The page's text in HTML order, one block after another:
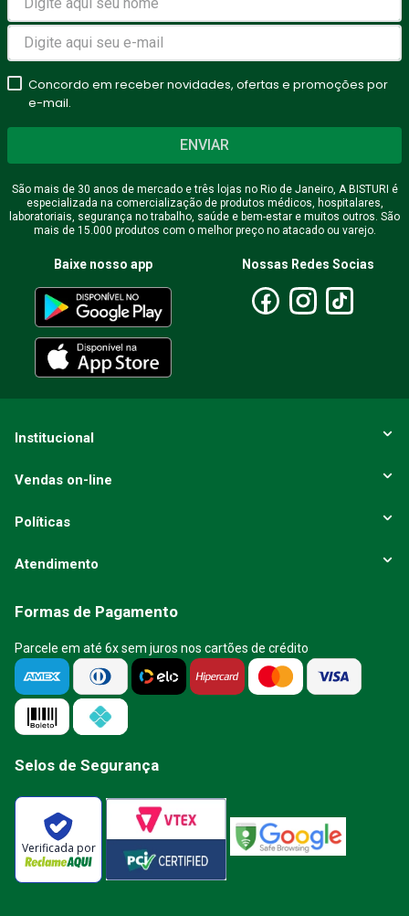
Concordo em receber novidades, ofertas e promoções por
e-mail.
ENVIAR
São mais de 30 anos de mercado e três lojas no Rio de Janeiro, A BISTURI é
especializada na comercialização de produtos médicos, hospitalares,
laboratoriais, segurança no trabalho, saúde e bem-estar e muitos outros. São
mais de 15.000 produtos com o melhor preço no atacado ou varejo.
Baixe nosso app Nossas Redes Socias
Institucional
Vendas on-line
Políticas
Atendimento
Formas de Pagamento
Parcele em até 6x sem juros nos cartões de crédito
Selos de Segurança
Verificada por